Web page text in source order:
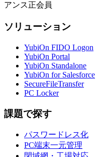
アンス正会員
ソリューション
YubiOn FIDO Logon
YubiOn Portal
YubiOn Standalone
YubiOn for Salesforce
SecureFileTransfer
PC Locker
課題で探す
パスワードレス化
PC端末一元管理